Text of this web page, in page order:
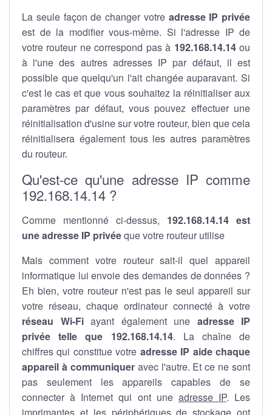
La seule façon de changer votre adresse IP privée
est de la modifier vous-même. Si l'adresse IP de
votre routeur ne correspond pas à 192.168.14.14ou
à l'une des autres adresses IP par défaut, il est
possible que quelqu'un l'ait changée auparavant. Si
c'est le cas et que vous souhaitez la réinitialiser aux
paramètres par défaut, vous pouvez effectuer une
réinitialisation d'usine sur votre routeur, bien que cela
réinitialisera également tous les autres paramètres
du routeur.
Qu'est-ce qu'une adresse IP comme
192.168.14.14 ?
Comme mentionné ci-dessus, 192.168.14.14 est
une adresse IP privéeque votre routeur utilise
Mais comment votre routeur sait-il quel appareil
informatique lui envoie des demandes de données ?
Eh bien, votre routeur n'est pas le seul appareil sur
votre réseau, chaque ordinateur connecté à votre
réseau Wi-Fiayant également une adresse IP
privée telle que 192.168.14.14. La chaîne de
chiffres qui constitue votre adresse IP aide chaque
appareil à communiqueravec l'autre. Et ce ne sont
pas seulement les appareils capables de se
connecter à Internet qui ont une adresse IP. Les